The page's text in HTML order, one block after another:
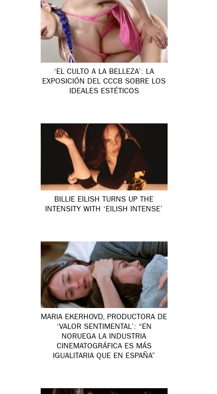
‘EL CULTO A LA BELLEZA’: LA
EXPOSICIÓN DEL CCCB SOBRE LOS
IDEALES ESTÉTICOS
BILLIE EILISH TURNS UP THE
INTENSITY WITH ‘EILISH INTENSE’
MARIA EKERHOVD, PRODUCTORA DE
‘VALOR SENTIMENTAL’: “EN
NORUEGA LA INDUSTRIA
CINEMATOGRÁFICA ES MÁS
IGUALITARIA QUE EN ESPAÑA”